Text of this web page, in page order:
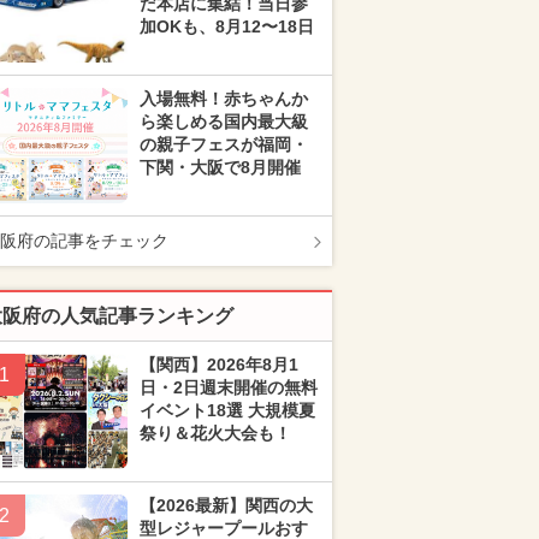
加OKも、8月12〜18日
入場無料！赤ちゃんか
ら楽しめる国内最大級
の親子フェスが福岡・
下関・大阪で8月開催
府の記事をチェック
府の人気記事ランキング
1
【関西】2026年8月1
日・2日週末開催の無料
イベント18選 大規模夏
祭り＆花火大会も！
2
【2026最新】関西の大
型レジャープールおす